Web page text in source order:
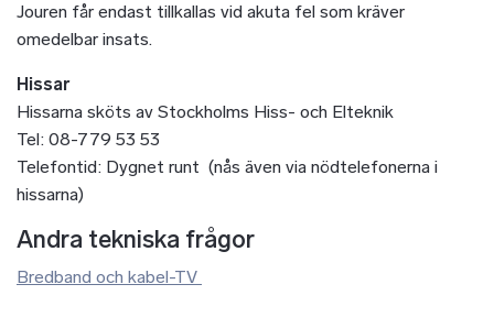
Jouren får endast tillkallas vid akuta fel som kräver
omedelbar insats.
Hissar
Hissarna sköts av Stockholms Hiss- och Elteknik
Tel: 08-779 53 53
Telefontid: Dygnet runt (nås även via nödtelefonerna i
hissarna)
Andra tekniska frågor
Bredband och kabel-TV